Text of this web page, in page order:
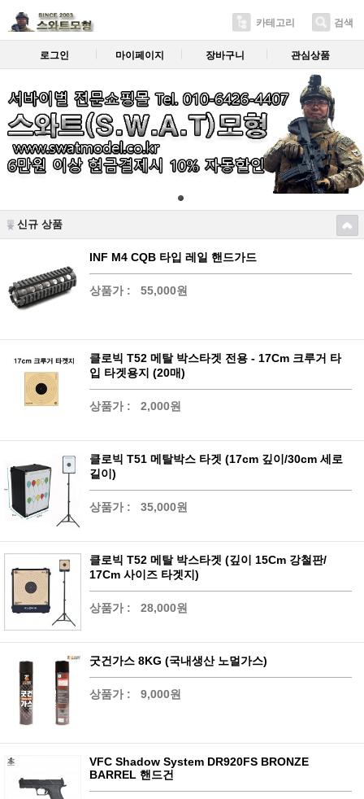
카테고리 검색
로그인 마이페이지 장바구니 관심상품
신규 상품
INF M4 CQB 타입 레일 핸드가드
상품가 : 55,000원
클로빅 T52 메탈 박스타겟 전용 - 17Cm 크루거 타
입 타겟용지 (20매)
상품가 : 2,000원
클로빅 T51 메탈박스 타겟 (17cm 깊이/30cm 세로
길이)
상품가 : 35,000원
클로빅 T52 메탈 박스타겟 (깊이 15Cm 강철판/
17Cm 사이즈 타겟지)
상품가 : 28,000원
굿건가스 8KG (국내생산 노멀가스)
상품가 : 9,000원
VFC Shadow System DR920FS BRONZE
BARREL 핸드건